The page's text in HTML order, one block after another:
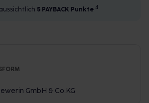
5 PAYBACK Punkte 4
GmbH & Co.KG